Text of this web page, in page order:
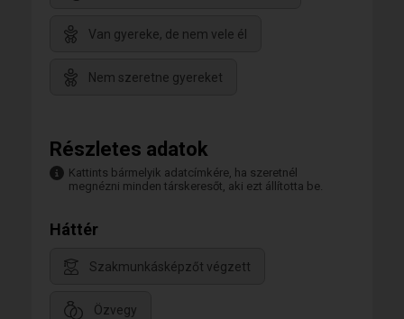
Van gyereke, de nem vele él
Nem szeretne gyereket
Részletes adatok
Kattints bármelyik adatcímkére, ha szeretnél
megnézni minden társkeresőt, aki ezt állította be.
Háttér
Szakmunkásképzőt végzett
Özvegy